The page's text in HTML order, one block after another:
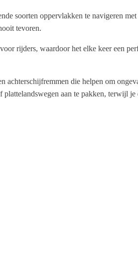
soorten oppervlakken te navigeren
tevoren.
rijders, waardoor het elke keer een
achterschijfremmen die helpen om
aan te pakken, terwijl